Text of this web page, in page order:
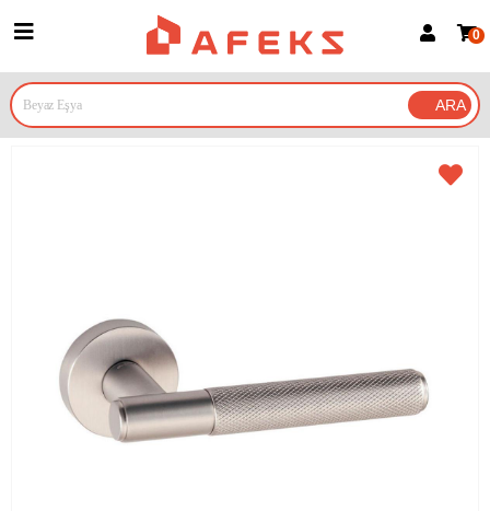
Google İle Bağlan
0